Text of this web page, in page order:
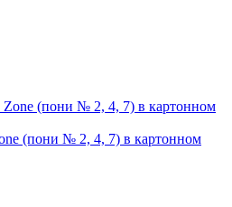
(пони № 2, 4, 7) в картонном